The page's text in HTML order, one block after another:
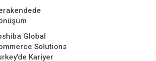
Global
Solutions
Kariyer